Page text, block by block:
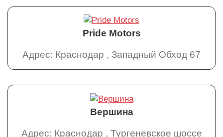
Pride Motors
Адрес: Краснодар , Западный Обход 67
Вершина
Адрес: Краснодар , Тургеневское шоссе